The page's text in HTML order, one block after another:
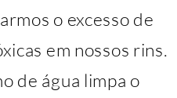
o excesso de
em nossos rins.
de água limpa o